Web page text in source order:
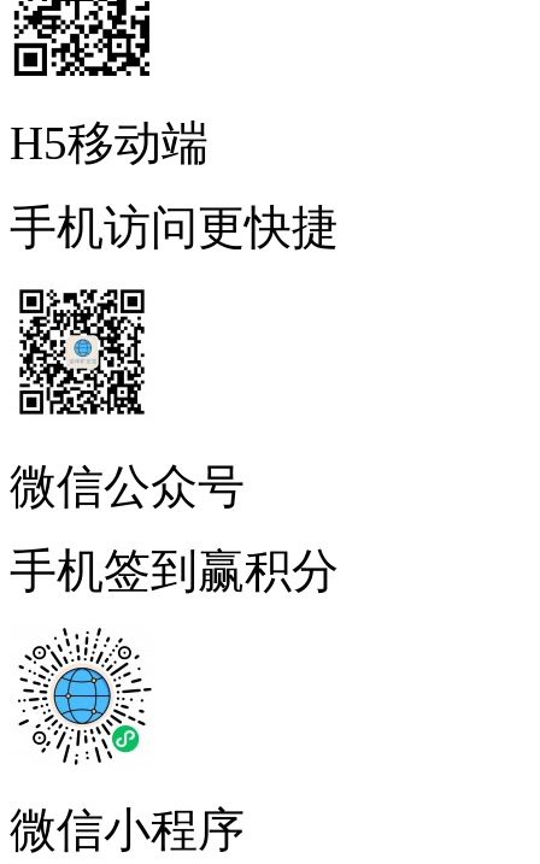
H5移动端
手机访问更快捷
微信公众号
手机签到赢积分
微信小程序